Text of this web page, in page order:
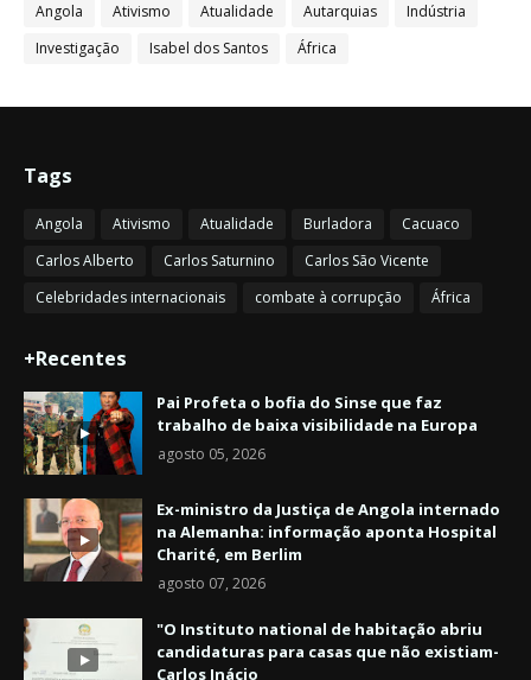
Angola Ativismo Atualidade Autarquias
Indústria
Investigação
Isabel dos Santos África
Tags
Angola Ativismo Atualidade Burladora
Cacuaco
Carlos Alberto
Carlos Saturnino
Carlos São Vicente
Celebridades internacionais
combate à corrupção África
+Recentes
Pai Profeta o bofia do Sinse que faz
trabalho de baixa visibilidade na Europa
agosto 05, 2026
Ex-ministro da Justiça de Angola internado
na Alemanha: informação aponta Hospital
Charité, em Berlim
agosto 07, 2026
"O Instituto national de habitação abriu
candidaturas para casas que não existiam-
Carlos Inácio